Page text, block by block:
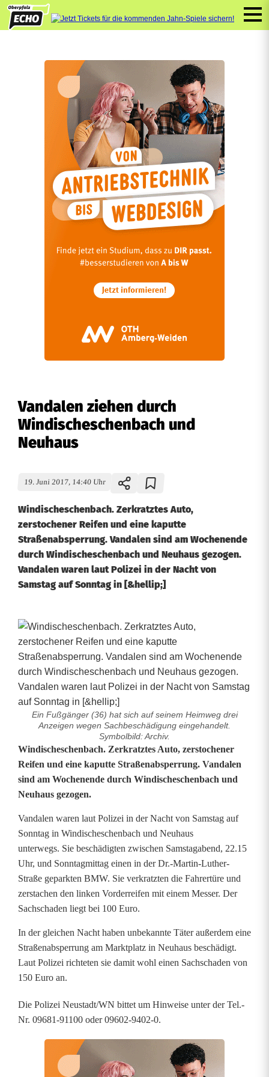
Vandalen ziehen durch
Windischeschenbach und
Neuhaus
19. Juni 2017, 14:40 Uhr
Windischeschenbach. Zerkratztes Auto,
zerstochener Reifen und eine kaputte
Straßenabsperrung. Vandalen sind am Wochenende
durch Windischeschenbach und Neuhaus gezogen.
Vandalen waren laut Polizei in der Nacht von
Samstag auf Sonntag in [&hellip;]
Ein Fußgänger (36) hat sich auf seinem Heimweg drei
Anzeigen wegen Sachbeschädigung eingehandelt.
Symbolbild: Archiv.
V
a
n
d
a
l
e
n
z
i
e
h
e
Windischeschenbach. Zerkratztes Auto, zerstochener
Reifen und eine kaputte Straßenabsperrung. Vandalen
sind am Wochenende durch Windischeschenbach und
Neuhaus gezogen.
Vandalen waren laut Polizei in der Nacht von Samstag auf
Sonntag in Windischeschenbach und Neuhaus
unterwegs. Sie beschädigten zwischen Samstagabend, 22.15
Uhr, und Sonntagmittag einen in der Dr.-Martin-Luther-
Straße geparkten BMW. Sie verkratzten die Fahrertüre und
zerstachen den linken Vorderreifen mit einem Messer. Der
Sachschaden liegt bei 100 Euro.
In der gleichen Nacht haben unbekannte Täter außerdem eine
Straßenabsperrung am Marktplatz in Neuhaus beschädigt.
Laut Polizei richteten sie damit wohl einen Sachschaden von
150 Euro an.
Die Polizei Neustadt/WN bittet um Hinweise unter der Tel.-
Nr. 09681-91100 oder 09602-9402-0.